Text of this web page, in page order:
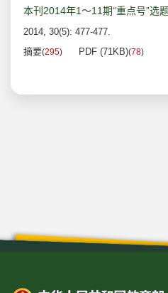
本刊2014年1～11期“重点号”选
2014, 30(5): 477-477.
摘要(295) PDF (71KB)(78)